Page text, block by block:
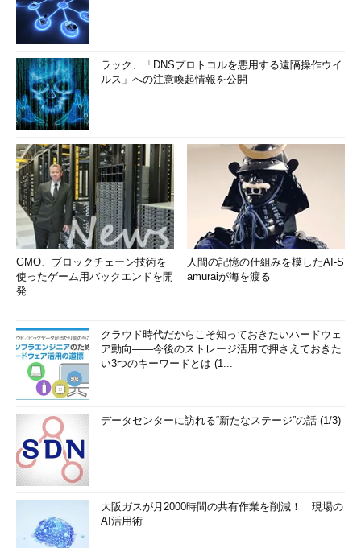
ラック、「DNSプロトコルを悪用する遠隔操作ウイ
ルス」への注意喚起情報を公開
GMO、ブロックチェーン技術を
使ったゲーム用バックエンドを開
発
人間の記憶の仕組みを模したAI-S
amuraiが海を渡る
クラウド時代だからこそ知っておきたいハードウェ
ア動向――今後のストレージ活用で押さえておきた
い3つのキーワードとは (1...
データセンターに訪れる“新たなステージ”の話 (1/3)
大阪ガスが月2000時間の共有作業を削減！ 現場の
AI活用術